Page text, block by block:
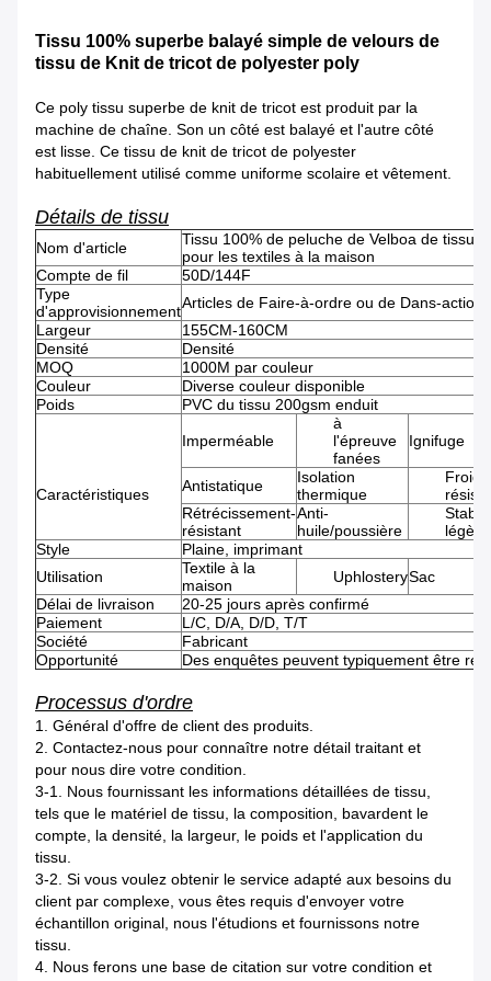
Tissu 100% superbe balayé simple de velours de
tissu de Knit de tricot de polyester poly
Ce poly tissu superbe de knit de tricot est produit par la
machine de chaîne. Son un côté est balayé et l'autre côté
est lisse. Ce tissu de knit de tricot de polyester
habituellement utilisé comme uniforme scolaire et vêtement.
Détails de tissu
Nom d'article
Tissu 100% de peluche de Velboa de tissu
pour les textiles à la maison
Compte de fil
50D/144F
Type
d'approvisionnementArticles de Faire-à-ordre ou de Dans-actions
Largeur
155CM-160CM
Densité
Densité
MOQ
1000M par couleur
Couleur
Diverse couleur disponible
Poids
PVC du tissu 200gsm enduit
Caractéristiques
Imperméable
à
l'épreuve
fanées
Ignifuge
Antistatique
Isolation
thermique
Froid-
Rétrécissement-
résistant
Anti-
huile/poussière
légère
Style
Plaine, imprimant
Utilisation
Textile à la
maison
UphlosterySac
Délai de livraison
20-25 jours après confirmé
Paiement
L/C, D/A, D/D, T/T
Société
Fabricant
Opportunité
Des enquêtes peuvent typiquement être
Processus d'ordre
1. Général d'offre de client des produits.
2. Contactez-nous pour connaître notre détail traitant et
pour nous dire votre condition.
3-1. Nous fournissant les informations détaillées de tissu,
tels que le matériel de tissu, la composition, bavardent le
compte, la densité, la largeur, le poids et l'application du
tissu.
3-2. Si vous voulez obtenir le service adapté aux besoins du
client par complexe, vous êtes requis d'envoyer votre
échantillon original, nous l'étudions et fournissons notre
tissu.
4. Nous ferons une base de citation sur votre condition et